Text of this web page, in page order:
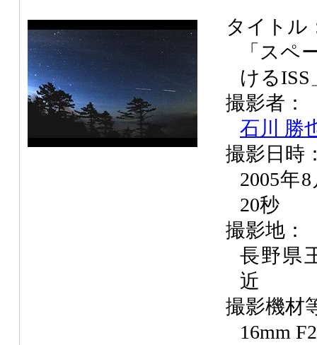
タイトル
「スペ
けるISS
撮影者：
石川 勝
撮影日時
2005年
20秒
撮影地：
長野県
近
撮影機材
16mm